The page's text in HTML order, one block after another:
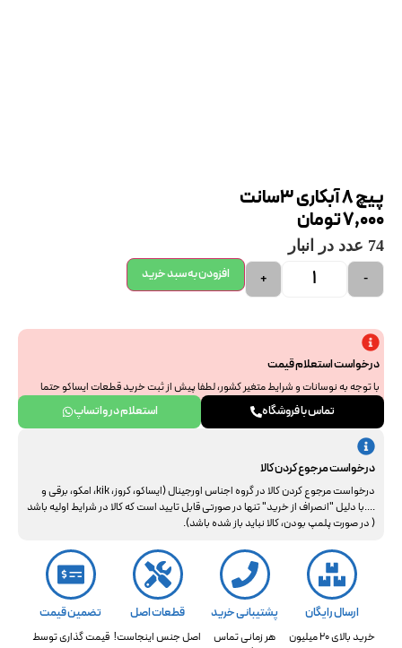
پیچ 8 آبکاری 3سانت
7,000تومان
74 عدد در انبار
-
+ افزودن به سبد خرید
درخواست استعلام قیمت
با توجه به نوسانات و شرایط متغیر کشور، لطفا پیش از ثبت خرید قطعات ایساکو حتما
جهت استعلام نهایی با ما هماهنگ فرمایید. از همراهی و درک شما سپاسگزاریم.
تماس با فروشگاه استعلام در واتساپ
درخواست مرجوع کردن کالا
درخواست مرجوع کردن کالا در گروه اجناس اورجینال (ایساکو، کروز، kik، امکو، برقی و
....با دلیل "انصراف از خرید" تنها در صورتی قابل تایید است که کالا در شرایط اولیه باشد
( در صورت پلمپ بودن، کالا نباید باز شده باشد).
ارسال رایگان
خرید بالای 20 میلیون
پشتیبانی خرید
هر زمانی تماس
قطعات اصل
اصل جنس اینجاست!
تضمین قیمت
قیمت گذاری توسط